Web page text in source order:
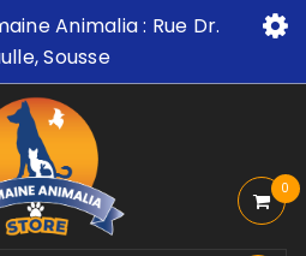
Animalia : Rue Dr.
Sousse
0